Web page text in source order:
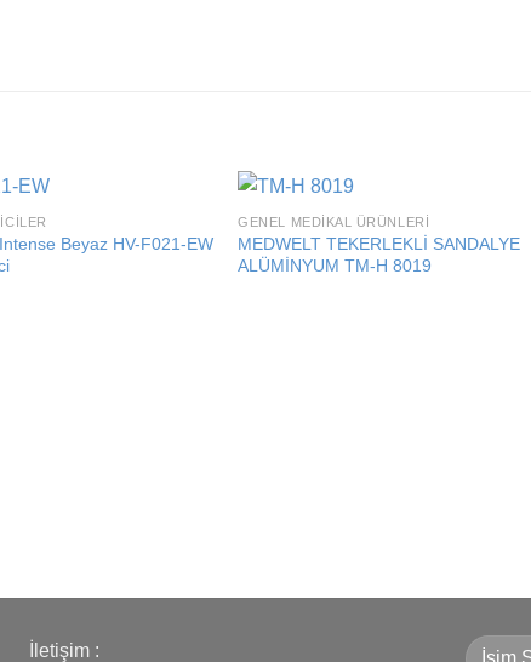
Add to
wishlist
Beyaz HV-F021-EW
Add to
wishlist
GENEL MEDIKAL ÜRÜNLERI
MEDWELT TEKERLEKLİ SANDALYE
ALÜMİNYUM TM-H 8019
İletişim :